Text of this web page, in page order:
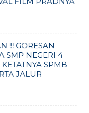
!!! GORESAN
SMP NEGERI 4
SPMB
JALUR